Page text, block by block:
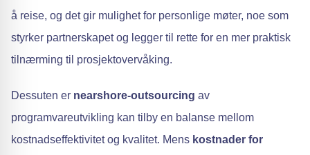
å reise, og det gir mulighet for personlige møter, noe som
styrker partnerskapet og legger til rette for en mer praktisk
tilnærming til prosjektovervåking.
Dessuten er nearshore-outsourcing av
programvareutvikling kan tilby en balanse mellom
kostnadseffektivitet og kvalitet. Mens kostnader for